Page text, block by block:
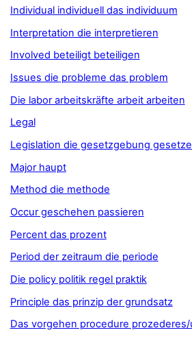
Individual individuell das individuum
Interpretation die interpretieren
Involved beteiligt beteiligen
Issues die probleme das problem
Die labor arbeitskräfte arbeit arbeiten
Legal
Legislation die gesetzgebung
Major haupt
Method die methode
Occur geschehen passieren
Percent das prozent
Period der zeitraum die periode
Die policy politik regel praktik
Principle das prinzip der grundsatz
Das vorgehen procedure prozederes/